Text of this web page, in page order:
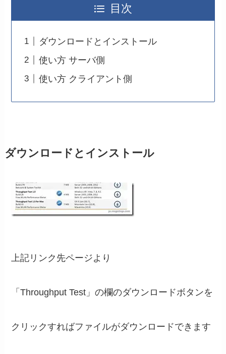
目次
ダウンロードとインストール
使い方 サーバ側
使い方 クライアント側
ダウンロードとインストール
上記リンク先ページより
「Throughput Test」の欄のダウンロードボタンを
クリックすればファイルがダウンロードできます